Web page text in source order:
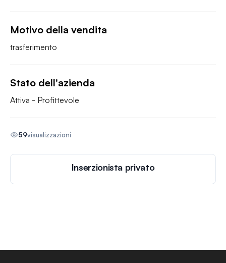
Motivo della vendita
trasferimento
Stato dell'azienda
Attiva - Profittevole
59visualizzazioni
Inserzionista privato